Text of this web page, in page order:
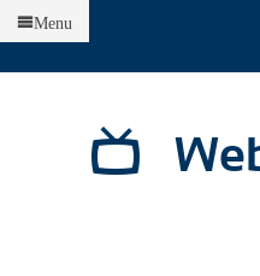
Menu